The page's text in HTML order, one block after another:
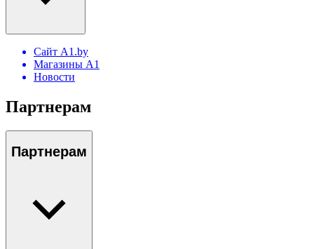
Сайт A1.by
Магазины А1
Новости
Партнерам
Партнерам